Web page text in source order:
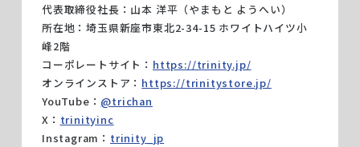
代表取締役社長：山本 洋平（やまもと ようへい）
所在地：埼玉県新座市東北2-34-15 ホワイトハイツ小
峰2階
コーポレートサイト： https://trinity.jp/
オンラインストア： https://trinitystore.jp/
YouTube： @trichan
X： trinityinc
Instagram： trinity_jp